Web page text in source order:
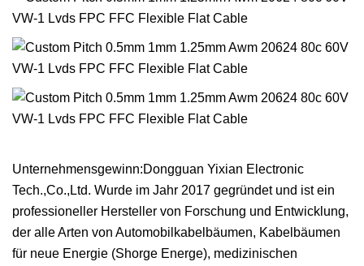
Unternehmensgewinn:Dongguan Yixian Electronic
Tech.,Co.,Ltd. Wurde im Jahr 2017 gegründet und ist ein
professioneller Hersteller von Forschung und Entwicklung,
der alle Arten von Automobilkabelbäumen, Kabelbäumen
für neue Energie (Shorge Energe), medizinischen